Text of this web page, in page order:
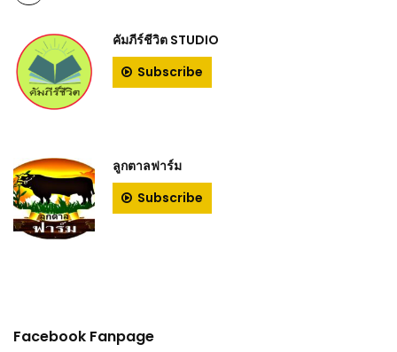
คัมภีร์ชีวิต STUDIO
Subscribe
ลูกตาลฟาร์ม
Subscribe
Facebook Fanpage